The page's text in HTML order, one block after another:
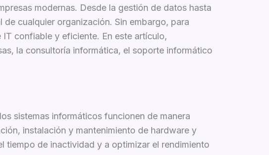
modernas. Desde la gestión de datos hasta
cualquier organización. Sin embargo, para
confiable y eficiente. En este artículo,
la consultoría informática, el soporte informático
sistemas informáticos funcionen de manera
instalación y mantenimiento de hardware y
tiempo de inactividad y a optimizar el rendimiento